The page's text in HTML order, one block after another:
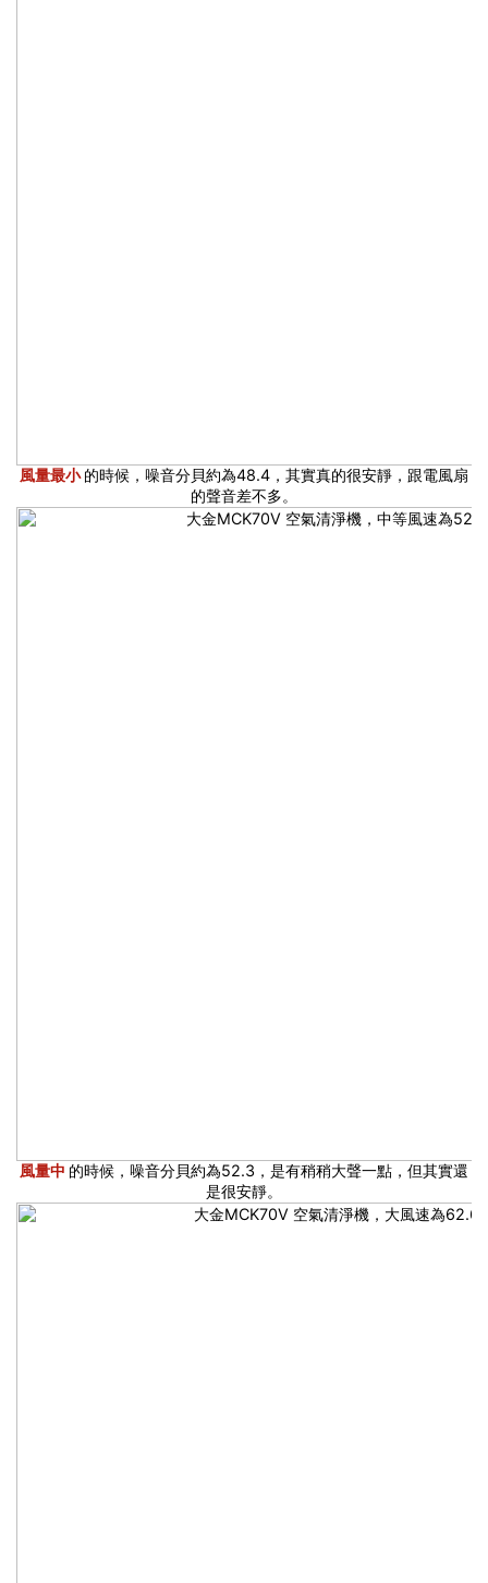
風量最小的時候，噪音分貝約為48.4，其實真的很安靜，跟電風扇
的聲音差不多。
風量中 的時候，噪音分貝約為52.3，是有稍稍大聲一點，但其實還
是很安靜。